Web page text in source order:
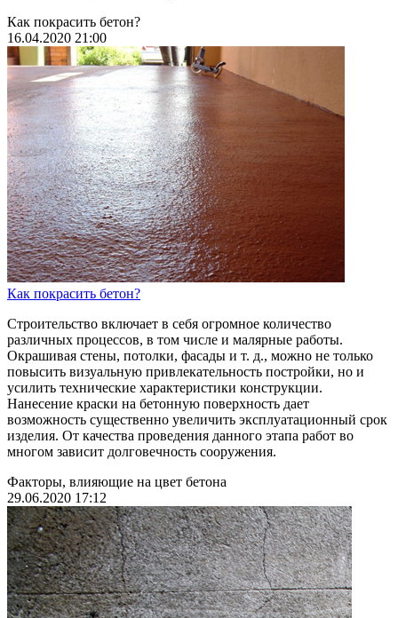
Как покрасить бетон?
16.04.2020 21:00
Как покрасить бетон?
Строительство включает в себя огромное количество
различных процессов, в том числе и малярные работы.
Окрашивая стены, потолки, фасады и т. д., можно не только
повысить визуальную привлекательность постройки, но и
усилить технические характеристики конструкции.
Нанесение краски на бетонную поверхность дает
возможность существенно увеличить эксплуатационный срок
изделия. От качества проведения данного этапа работ во
многом зависит долговечность сооружения.
Факторы, влияющие на цвет бетона
29.06.2020 17:12